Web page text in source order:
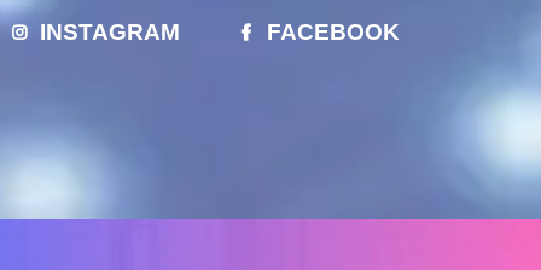
INSTAGRAM FACEBOOK